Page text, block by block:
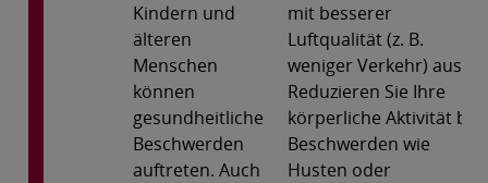
Kindern und
älteren
Menschen
können
gesundheitliche
Beschwerden
auftreten. Auch
mit besserer
Luftqualität (z. B.
weniger Verkehr) aus.
Reduzieren Sie Ihre
körperliche Aktivität bei
Beschwerden wie
Husten oder